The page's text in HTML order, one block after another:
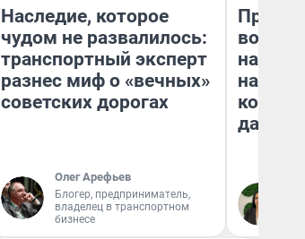
Наследие, которое
чудом не развалилось:
транспортный эксперт
разнес миф о «вечных»
советских дорогах
Олег Арефьев
Блогер, предприниматель,
владелец в транспортном
бизнесе
нам
даже